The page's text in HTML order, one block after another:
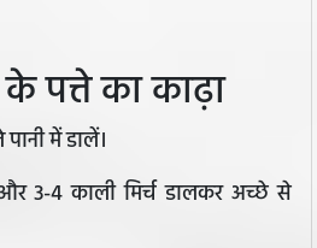
पत्ते का काढ़ा
में डालें।
3-4 काली मिर्च डालकर अच्छे से